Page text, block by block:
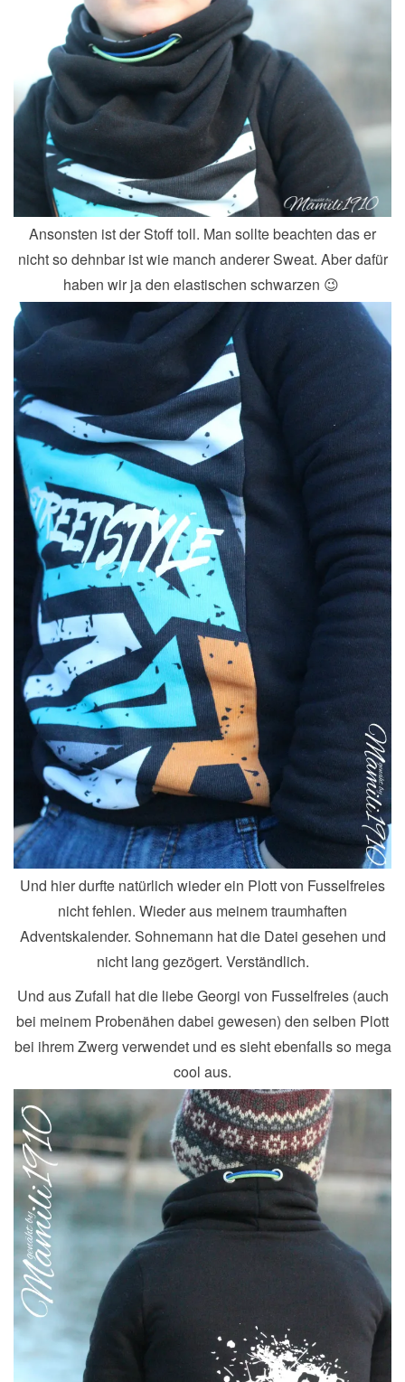
Ansonsten ist der Stoff toll. Man sollte beachten das er
nicht so dehnbar ist wie manch anderer Sweat. Aber dafür
haben wir ja den elastischen schwarzen 😉
Und hier durfte natürlich wieder ein Plott von Fusselfreies
nicht fehlen. Wieder aus meinem traumhaften
Adventskalender. Sohnemann hat die Datei gesehen und
nicht lang gezögert. Verständlich.
Und aus Zufall hat die liebe Georgi von Fusselfreies (auch
bei meinem Probenähen dabei gewesen) den selben Plott
bei ihrem Zwerg verwendet und es sieht ebenfalls so mega
cool aus.